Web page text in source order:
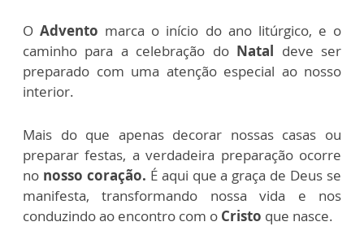
OAdvento marca o início do ano litúrgico, e o
caminho para a celebração do Natal deve ser
preparado com uma atenção especial ao nosso
interior.
Mais do que apenas decorar nossas casas ou
preparar festas, a verdadeira preparação ocorre
no nosso coração. É aqui que a graça de Deus se
manifesta, transformando nossa vida e nos
conduzindo ao encontro com o Cristo que nasce.